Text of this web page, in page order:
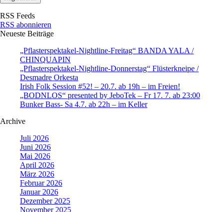
RSS Feeds
RSS abonnieren
Neueste Beiträge
„Pflasterspektakel-Nightline-Freitag“ BANDA YALA /
CHINQUAPIN
„Pflasterspektakel-Nightline-Donnerstag“ Flüsterkneipe /
Desmadre Orkesta
Irish Folk Session #52! – 20.7. ab 19h – im Freien!
„BODNLOS“ presented by JeboTek – Fr 17. 7. ab 23:00
Bunker Bass- Sa 4.7. ab 22h – im Keller
Archive
Juli 2026
Juni 2026
Mai 2026
April 2026
März 2026
Februar 2026
Januar 2026
Dezember 2025
November 2025